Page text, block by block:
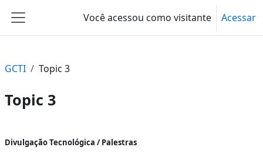
Painel lateral
Você acessou como visitante Acessar
GCTI Topic 3
Topic 3
Contorno da seção
Divulgação Tecnológica / Palestras